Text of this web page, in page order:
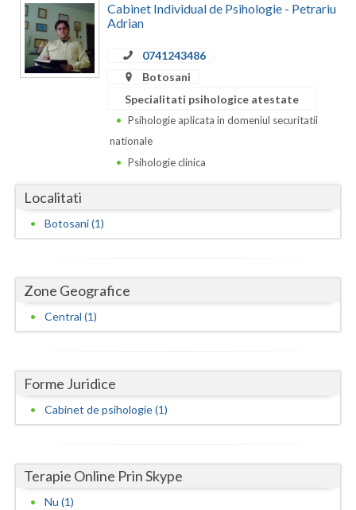
Cluj
Constanta
Covasna
Giurgiu
Gorj
Hunedoara
Iasi
Ilfov
Mehedinti
Mures
Cabinet Individual de Psihologie - Petrariu
Adrian
0741243486
Botosani
Specialitati psihologice atestate
Psihologie aplicata in domeniul securitatii
nationale
Psihologie clinica
Localitati
Botosani (1)
Zone Geografice
Central (1)
Forme Juridice
Cabinet de psihologie (1)
Terapie Online Prin Skype
Nu (1)